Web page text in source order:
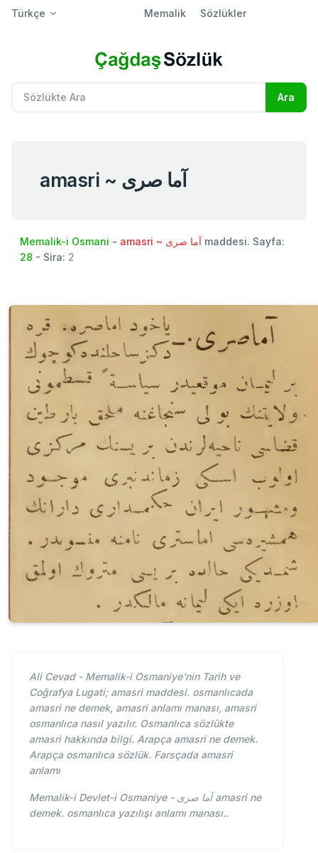
Türkçe Memalik Sözlükler
amasri ~ آما صری
Memalik-i Osmani - amasri ~ آما صری maddesi. Sayfa:
28 - Sira: 2
Ali Cevad - Memalik-i Osmaniye'nin Tarih ve
Coğrafya Lugati; amasri maddesi. osmanlıcada
amasri ne demek, amasri anlamı manası, amasri
osmanlıca nasıl yazılır. Osmanlıca sözlükte
amasri hakkında bilgi. Arapça amasri ne demek.
Arapça osmanlıca sözlük. Farsçada amasri
anlamı
Memalik-i Devlet-i Osmaniye - آما صری amasri ne
demek. osmanlıca yazılışı anlamı manası..